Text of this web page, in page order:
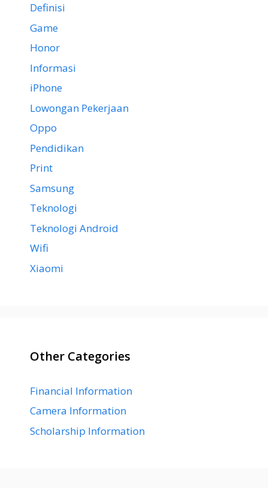
Definisi
Game
Honor
Informasi
iPhone
Lowongan Pekerjaan
Oppo
Pendidikan
Print
Samsung
Teknologi
Teknologi Android
Wifi
Xiaomi
Other Categories
Financial Information
Camera Information
Scholarship Information